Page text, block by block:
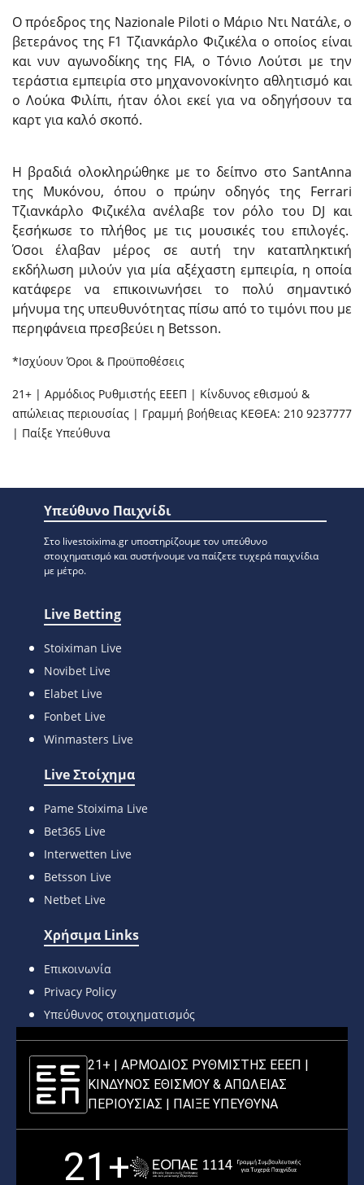
O πρόεδρος της Nazionale Piloti ο Μάριο Ντι Νατάλε, ο
βετεράνος της F1 Τζιανκάρλο Φιζικέλα ο οποίος είναι
και νυν αγωνοδίκης της FIA, ο Τόνιο Λούτσι με την
τεράστια εμπειρία στο μηχανονοκίνητο αθλητισμό και
ο Λούκα Φιλίπι, ήταν όλοι εκεί για να οδηγήσουν τα
καρτ για καλό σκοπό.
Η βραδιά ολοκληρώθηκε με το δείπνο στο SantAnna
της Μυκόνου, όπου ο πρώην οδηγός της Ferrari
Τζιανκάρλο Φιζικέλα ανέλαβε τον ρόλο του DJ και
ξεσήκωσε το πλήθος με τις μουσικές του επιλογές.
Όσοι έλαβαν μέρος σε αυτή την καταπληκτική
εκδήλωση μιλούν για μία αξέχαστη εμπειρία, η οποία
κατάφερε να επικοινωνήσει το πολύ σημαντικό
μήνυμα της υπευθυνότητας πίσω από το τιμόνι που με
περηφάνεια πρεσβεύει η Betsson.
*Ισχύουν Όροι & Προϋποθέσεις
21+ | Αρμόδιος Ρυθμιστής ΕΕΕΠ | Κίνδυνος εθισμού &
απώλειας περιουσίας | Γραμμή βοήθειας ΚΕΘΕΑ: 210 9237777
| Παίξε Υπεύθυνα
Υπεύθυνο Παιχνίδι
Στο livestoixima.gr υποστηρίζουμε τον υπεύθυνο
στοιχηματισμό και συστήνουμε να παίζετε τυχερά παιχνίδια
με μέτρο.
Live Betting
Stoiximan Live
Novibet Live
Elabet Live
Fonbet Live
Winmasters Live
Live Στοίχημα
Pame Stoixima Live
Bet365 Live
Interwetten Live
Betsson Live
Netbet Live
Χρήσιμα Links
Επικοινωνία
Privacy Policy
Υπεύθυνος στοιχηματισμός
21+ | ΑΡΜΟΔΙΟΣ ΡΥΘΜΙΣΤΗΣ ΕΕΕΠ |
ΚΙΝΔΥΝΟΣ ΕΘΙΣΜΟΥ & ΑΠΩΛΕΙΑΣ
ΠΕΡΙΟΥΣΙΑΣ |
ΠΑΙΞΕ ΥΠΕΥΘΥΝΑ
21+